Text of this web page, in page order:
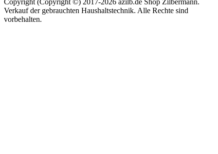
Verkauf der gebrauchten Haushaltstechnik. Alle Rechte sind
vorbehalten.